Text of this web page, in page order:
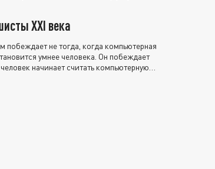
XXI века
побеждает не тогда, когда компьютерная
умнее человека. Он побеждает
начинает считать компьютерную